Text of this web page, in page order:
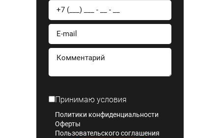
Принимаю условия
Политики конфиденциальности
Оферты
Пользовательского соглашения